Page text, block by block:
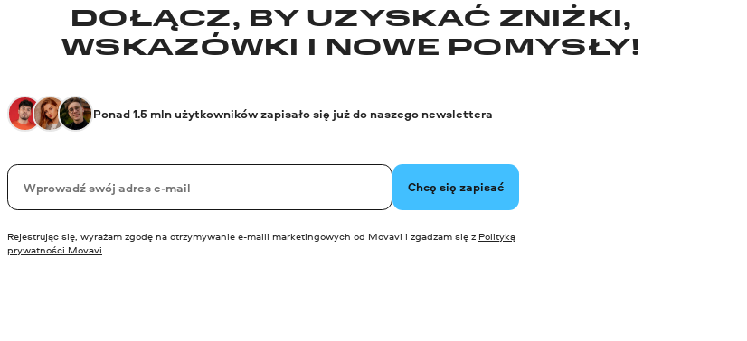
DOŁĄCZ, BY UZYSKAĆ ZNIŻKI,
WSKAZÓWKI I NOWE POMYSŁY!
Ponad 1.5 mln użytkowników zapisało się już do naszego newslettera
Twój email Chcę się zapisać
Rejestrując się, wyrażam zgodę na otrzymywanie e-maili marketingowych od Movavi i zgadzam się z Polityką
prywatności Movavi.